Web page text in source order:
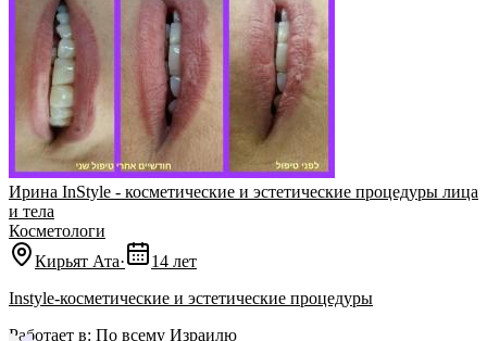
Ирина InStyle - косметические и эстетические процедуры лица
и тела
Косметологи
Кирьят Ата·
14 лет
Instyle-косметические и эстетические процедуры
Работает в: По всему Израилю